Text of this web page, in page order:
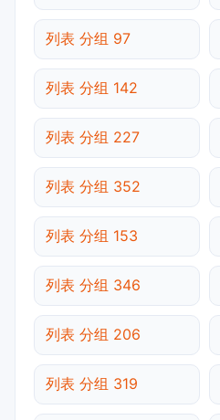
列表 分组 97
列表 分组 142
列表 分组 227
列表 分组 352
列表 分组 153
列表 分组 346
列表 分组 206
列表 分组 319